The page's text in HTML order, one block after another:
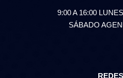
9:00 A 16:00
SÁBADO
REDES